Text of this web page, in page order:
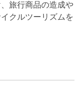
旅行商品の造成や
クルツーリズムを